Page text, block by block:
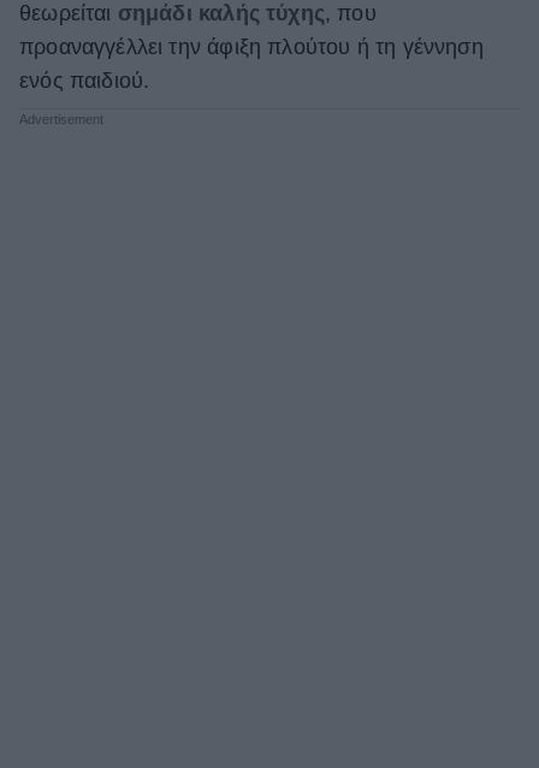
θεωρείται σημάδι καλής τύχης, που
προαναγγέλλει την άφιξη πλούτου ή τη γέννηση
ενός παιδιού.